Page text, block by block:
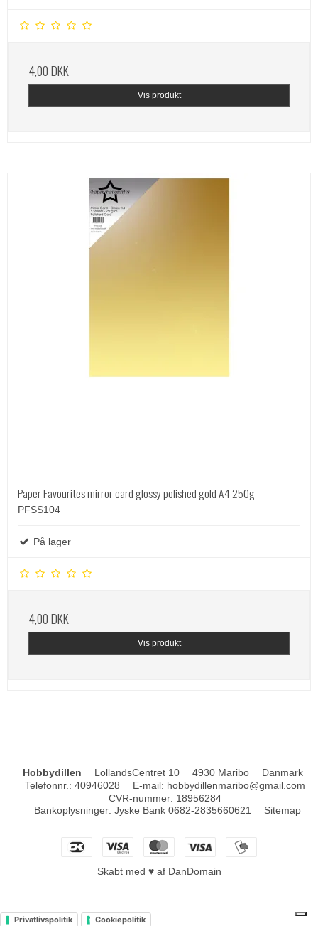
4,00 DKK
Vis produkt
Paper Favourites mirror card glossy polished gold A4 250g
PFSS104
På lager
4,00 DKK
Vis produkt
Hobbydillen LollandsCentret 10 4930 Maribo
Danmark
Telefonnr. : 40946028 E-mail: hobbydillenmaribo@gmail.com
CVR-nummer: 18956284
Bankoplysninger: Jyske Bank 0682-2835660621 Sitemap
Skabt med ♥ af DanDomain
Privatlivspolitik Cookiepolitik